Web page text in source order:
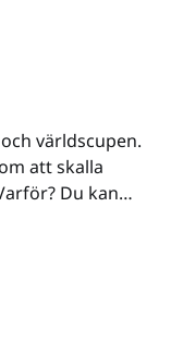
världscupen.
att skalla
Du kan
här är din sista